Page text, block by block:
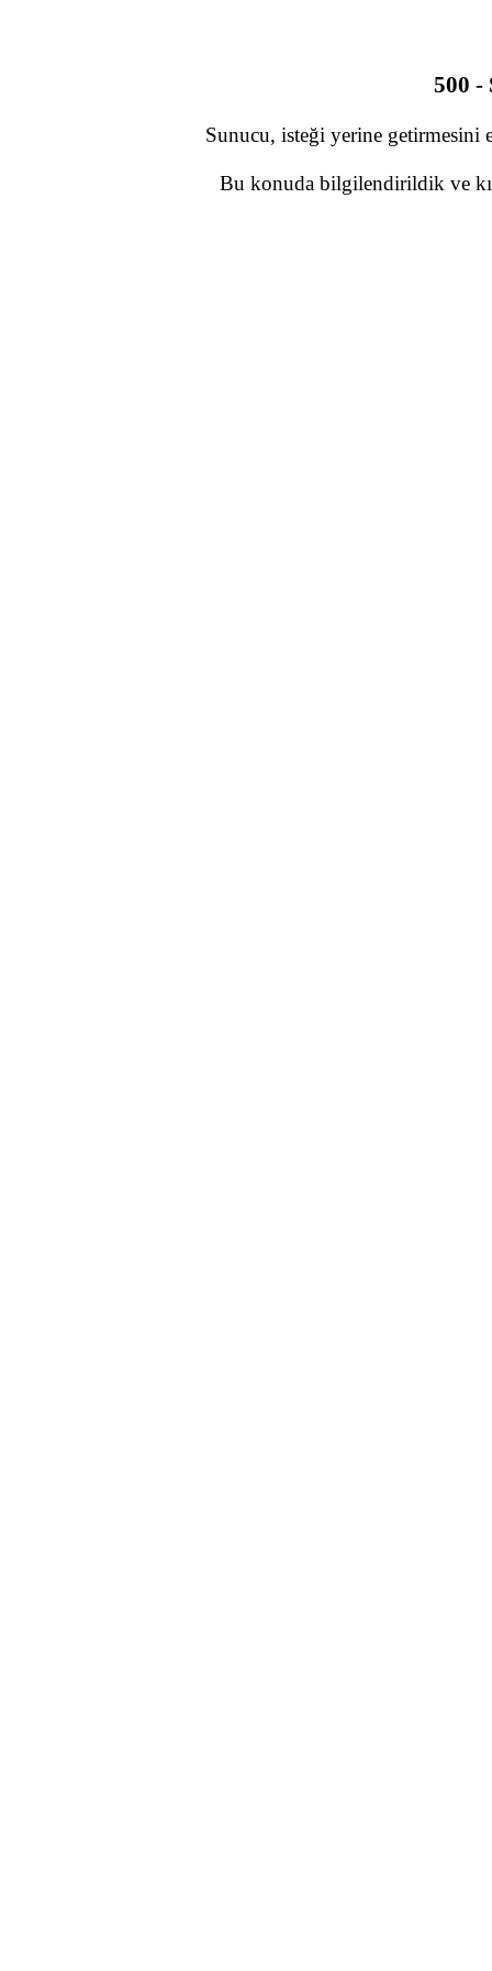
500 -
Sunucu, isteği yerine getirmesini
Bu konuda bilgilendirildik ve